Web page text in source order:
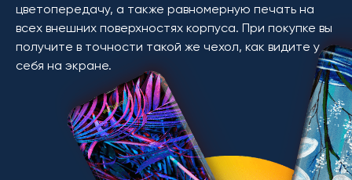
цветопередачу, а также равномерную печать на
всех внешних поверхностях корпуса. При покупке вы
получите в точности такой же чехол, как видите у
себя на экране.